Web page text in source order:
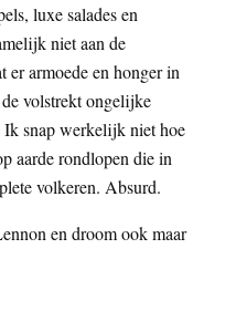
luxe salades en
niet aan de
er armoede en honger in
volstrekt ongelijke
Ik snap werkelijk niet hoe
aarde rondlopen die in
volkeren. Absurd.
en droom ook maar